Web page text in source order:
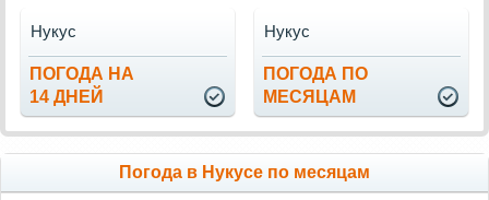
ПОГОДА НА
14 ДНЕЙ
Нукус
ПОГОДА ПО
МЕСЯЦАМ
Нукус
Погода в Нукусе по месяцам